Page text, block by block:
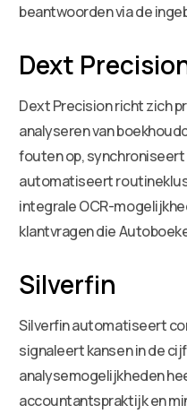
beantwoorden via de
Dext
Dext Precision richt zich
analyseren van
fouten op,
automatiseert
integrale OCR-
klantvragen die
Silverfin
Silverfin automatiseert
signaleert kansen in de
analysemogelijkheden
accountantspraktijk en